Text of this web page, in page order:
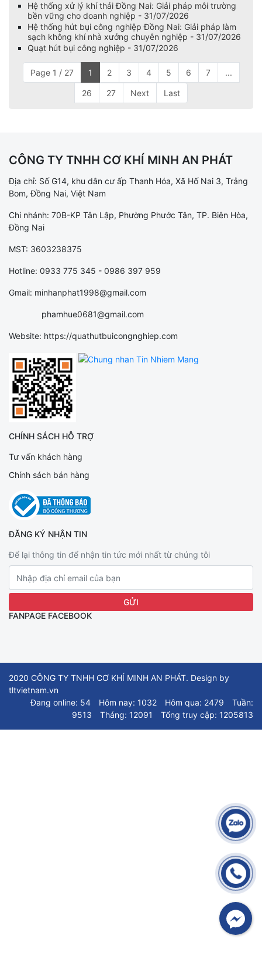
Hệ thống xử lý khí thải Đồng Nai: Giải pháp môi trường
bền vững cho doanh nghiệp - 31/07/2026
Hệ thống hút bụi công nghiệp Đồng Nai: Giải pháp làm
sạch không khí nhà xưởng chuyên nghiệp - 31/07/2026
Quạt hút bụi công nghiệp - 31/07/2026
Page 1 / 27 1 2 3 4 5 6 7 ...
26 27 Next Last
CÔNG TY TNHH CƠ KHÍ MINH AN PHÁT
Địa chỉ: Số G14, khu dân cư ấp Thanh Hóa, Xã Hố Nai 3, Trảng
Bom, Đồng Nai, Việt Nam
Chi nhánh: 70B-KP Tân Lập, Phường Phước Tân, TP. Biên Hòa,
Đồng Nai
MST: 3603238375
Hotline: 0933 775 345 - 0986 397 959
Gmail: minhanphat1998@gmail.com
phamhue0681@gmail.com
Website: https://quathutbuicongnghiep.com
CHÍNH SÁCH HỖ TRỢ
Tư vấn khách hàng
Chính sách bán hàng
ĐĂNG KÝ NHẬN TIN
Để lại thông tin để nhận tin tức mới nhất từ chúng tôi
FANPAGE FACEBOOK
2020 CÔNG TY TNHH CƠ KHÍ MINH AN PHÁT. Design by
tltvietnam.vn
Đang online: 54
Hôm nay: 1032 Hôm qua: 2479
Tuần:
9513
Tháng: 12091 Tổng truy cập: 1205813